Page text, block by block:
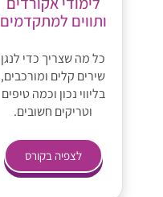
ותווים למתקדמים
כל מה שצריך כדי לנגן
שירים קלים ומורכבים,
בליווי נכון וכמה טיפים
וטריקים חשובים.
לצפיה בקורס